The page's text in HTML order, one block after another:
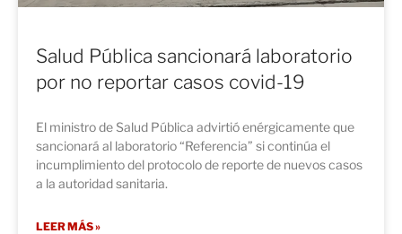
Salud Pública sancionará laboratorio
por no reportar casos covid-19
El ministro de Salud Pública advirtió enérgicamente que
sancionará al laboratorio “Referencia” si continúa el
incumplimiento del protocolo de reporte de nuevos casos
a la autoridad sanitaria.
LEER MÁS »